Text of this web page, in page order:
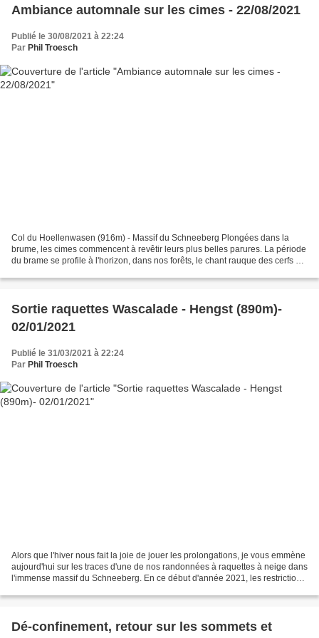
Ambiance automnale sur les cimes - 22/08/2021
Publié le 30/08/2021 à 22:24
Par Phil Troesch
Col du Hoellenwasen (916m) - Massif du Schneeberg Plongées dans la
brume, les cimes commencent à revêtir leurs plus belles parures. La période
du brame se profile à l'horizon, dans nos forêts, le chant rauque des cerfs est
Sortie raquettes Wascalade - Hengst (890m)-
02/01/2021
Publié le 31/03/2021 à 22:24
Par Phil Troesch
Alors que l'hiver nous fait la joie de jouer les prolongations, je vous emmène
aujourd'hui sur les traces d'une de nos randonnées à raquettes à neige dans
l'immense massif du Schneeberg. En ce début d'année 2021, les restrictions
Dé-confinement, retour sur les sommets et